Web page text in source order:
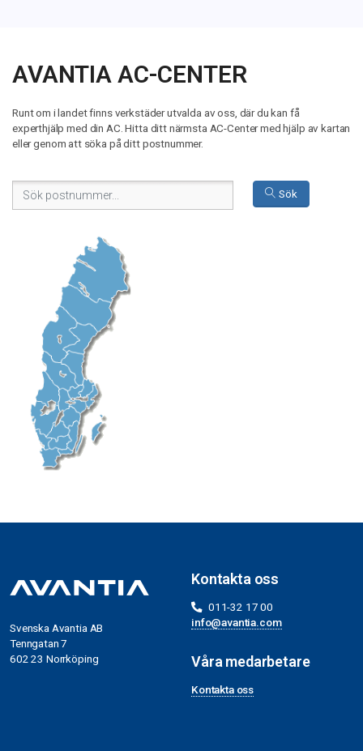
AVANTIA AC-CENTER
Runt om i landet finns verkstäder utvalda av oss, där du kan få
experthjälp med din AC. Hitta ditt närmsta AC-Center med hjälp av kartan
eller genom att söka på ditt postnummer.
Sök
Svenska Avantia AB
Tenngatan 7
602 23 Norrköping
Kontakta oss
011-32 17 00
info@avantia.com
Våra medarbetare
Kontakta oss